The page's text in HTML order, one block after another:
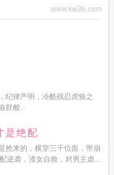
www.kw36.com
纪律严明，冷酷残忍虎狼之
群般...
是绝配
抢来的，横穿三千位面，带崩
逆袭，渣女自救，对男主虐...